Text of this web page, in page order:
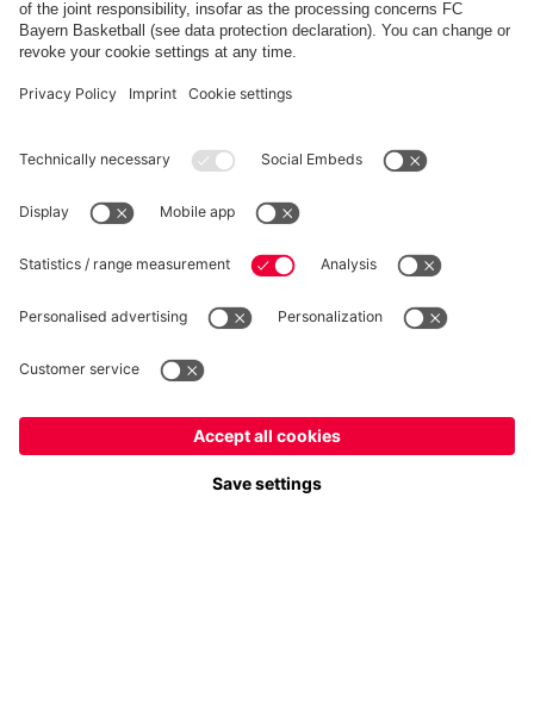
Catégories principales
Plus de catégories
Paiement et livraisonFrancepour y livrer!
Mondialpour y livrer!